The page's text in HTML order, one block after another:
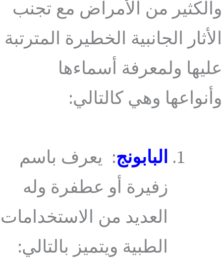
والكثير من الأمراض مع تجنب
الأثار الجانبية الخطيرة المترتبة
عليها ولمعرفة أسماءها
وأنواعها وهي كالتالي:
البابونج: يعرف باسم
زفيرة أو عطفرة وله
العديد من الاستخدامات
الطبية ويتميز بالتالي: